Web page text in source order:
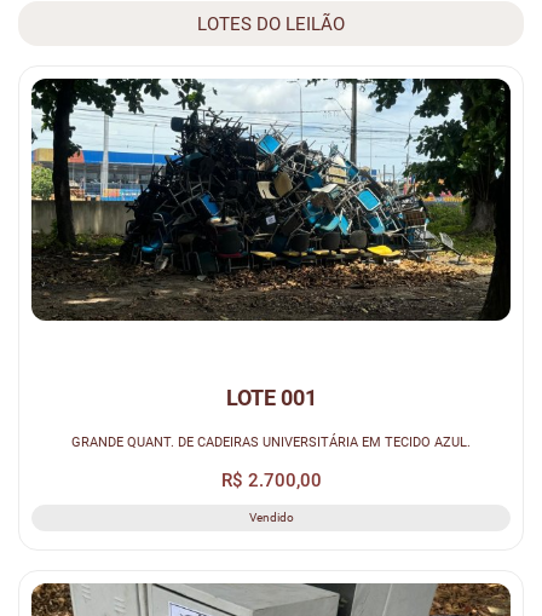
LOTES DO LEILÃO
LOTE 001
GRANDE QUANT. DE CADEIRAS UNIVERSITÁRIA EM TECIDO AZUL.
R$ 2.700,00
Vendido